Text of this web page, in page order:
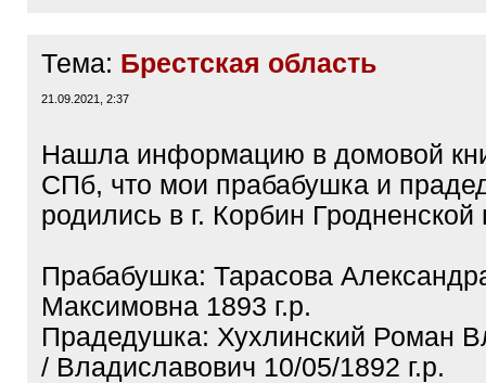
Тема: Брестская область
21.09.2021, 2:37
Нашла информацию в домовой
СПб, что мои прабабушка и
родились в г. Корбин Гродненской
Прабабушка: Тарасова
Максимовна 1893 г.р.
Прадедушка: Хухлинский Роман
/ Владиславович 10/05/1892 г.р.